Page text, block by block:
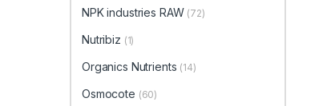
NPK industries RAW (72)
Nutribiz (1)
Organics Nutrients (14)
Osmocote (60)